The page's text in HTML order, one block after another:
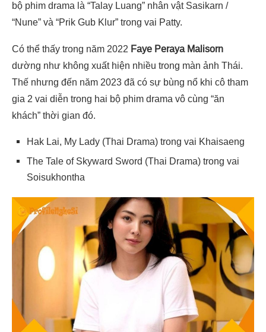
bộ phim drama là “Talay Luang” nhân vật Sasikarn /
“Nune” và “Prik Gub Klur” trong vai Patty.
Có thể thấy trong năm 2022 Faye Peraya Malisorn
dường như không xuất hiện nhiều trong màn ảnh Thái.
Thế nhưng đến năm 2023 đã có sự bùng nổ khi cô tham
gia 2 vai diễn trong hai bộ phim drama vô cùng “ăn
khách” thời gian đó.
Hak Lai, My Lady (Thai Drama) trong vai Khaisaeng
The Tale of Skyward Sword (Thai Drama) trong vai
Soisukhontha